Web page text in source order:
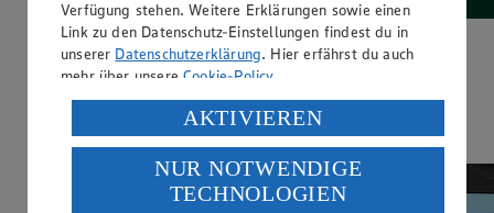
Der rundeste Deal der Woche:
Gut&Günstig Coffee Balls zum Aktionspreis. Jetzt sparen!
Hier entlang
Verfügung stehen. Weitere Erklärungen sowie einen
Link zu den Datenschutz-Einstellungen findest du in
unserer Datenschutzerklärung. Hier erfährst du auch
mehr über unsereCookie-Policy.
Verarbeitung deiner personenbezogenen Daten in den
USA durch Facebook und YouTube:
Wenn du auf „Aktivieren“ klickst, willigst du im Sinne
des Art. 49 Abs. 1 Satz 1 lit. a) DSGVO ein, dass deine
AKTIVIEREN
NUR NOTWENDIGE
TECHNOLOGIEN